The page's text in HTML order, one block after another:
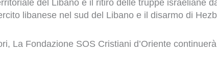
del Libano e il ritiro delle truppe israeliane
libanese nel sud del Libano e il disarmo di
La Fondazione SOS Cristiani d’Oriente